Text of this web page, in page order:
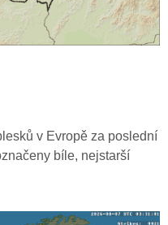
v Evropě za poslední
bíle, nejstarší